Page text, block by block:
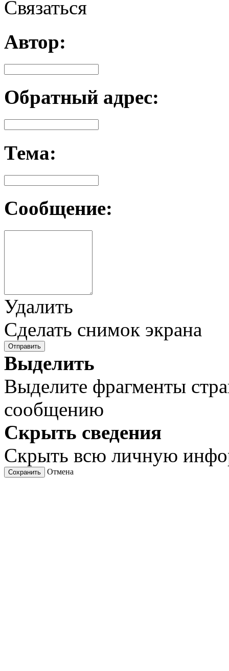
Связаться
Автор:
Обратный адрес:
Тема:
Сообщение:
Удалить
Сделать снимок экрана
Отправить
Выделить
Выделите фрагменты
сообщению
Скрыть сведения
Скрыть всю личную
Сохранить Отмена